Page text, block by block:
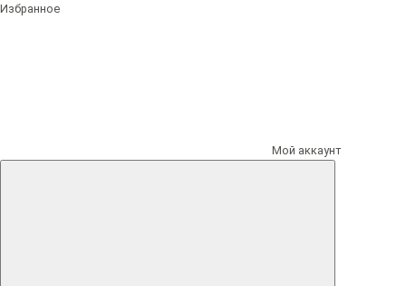
Избранное
Мой аккаунт
Сортировка: Цена (низкая > высокая)